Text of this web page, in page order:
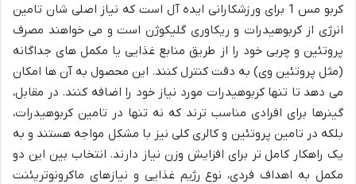
کربو مس 1 برای ورزشکارانی ایده آل است که نیاز اصلی شان تامین
انرژی از کربوهیدرات و ریکاوری گلیکوژن است و می خواهند مصرف
پروتئین و چربی خود را از طریق منابع غذایی یا مکمل های جداگانه
(مثل پروتئین وی) به دقت کنترل کنند. این محصول به آن ها امکان
می دهد تا تنها کربوهیدرات مورد نیاز خود را اضافه کنند. در مقابل،
گینرها برای افرادی مناسب ترند که نه تنها در تامین کربوهیدرات،
بلکه در تامین پروتئین و کالری کلی نیز با مشکل مواجه هستند و به
یک راهکار کامل تر برای افزایش وزن نیاز دارند. انتخاب بین این دو
مکمل به اهداف فردی، نوع رژیم غذایی و نیازهای ماکرونوتریئنت